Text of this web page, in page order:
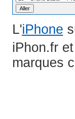
L'iPhone
iPhon.fr
marques